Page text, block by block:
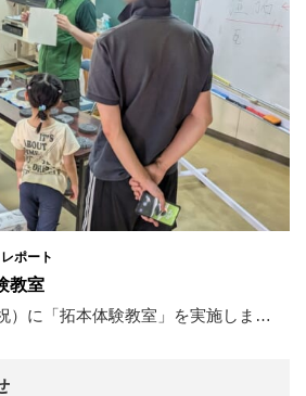
ポート
教室
）に「拓本体験教室」を実施しま…